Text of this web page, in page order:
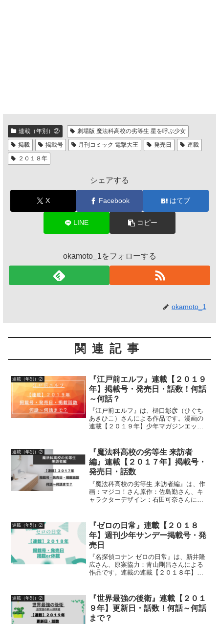
連載（年別）②
劇場版 魔法科高校の劣等生 星を呼ぶ少女
掲載
掲載号 月刊コミック 電撃大王 発売日
連載
２０１８年
シェアする
X Facebook はてブ
LINE コピー
okamoto_1をフォローする
okamoto_1
関連記事
連載（年別）②
『江戸前エルフ』連載【２０１９
年】掲載号・発売日・話数！何話
～何話？
『江戸前エルフ』は、樋口彰彦（ひぐち
あきひこ）さんによる作品です。漫画の
連載【２０１９年】少年マガジンエッジ
連載（年別）②
『魔法科高校の劣等生 来訪者
編』連載【２０１７年】掲載号・
発売日・話数
『魔法科高校の劣等生 来訪者編』は、作
画：マジコ！さん原作：佐島勤さん、キ
ャラクターデザイン：石田可奈さんによ
載話数について、詳しく紹介しています
連載（年別）②
『ゼロの日常』連載【２０１８
年】週刊少年サンデー掲載号・発
売日
『名探偵コナン ゼロの日常』は、新井隆
広さん、原案協力：青山剛昌さんによる
作品です。連載の連載【２０１８年】週
連載（年別）②
『世界最強の後衛』連載【２０１
９年】更新日・話数！何話～何話
まで？